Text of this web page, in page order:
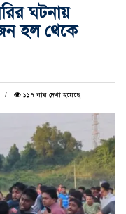
ঘটনায়
হল থেকে
১১৭ বার দেখা হয়েছে